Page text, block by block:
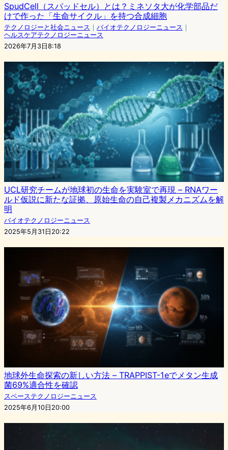
SpudCell（スパッドセル）とは？ミネソタ大が化学部品だ
けで作った「生命サイクル」を持つ合成細胞
テクノロジーと社会ニュース ｜ バイオテクノロジーニュース ｜
ヘルスケアテクノロジーニュース
2026年7月3日8:18
UCL研究チームが地球初の生命を実験室で再現 – RNAワー
ルド仮説に新たな証拠、原始生命の自己複製メカニズムを解
明
バイオテクノロジーニュース
2025年5月31日20:22
地球外生命探索の新しい方法 – TRAPPIST-1eでメタン生成
菌69%適合性を確認
スペーステクノロジーニュース
2025年6月10日20:00